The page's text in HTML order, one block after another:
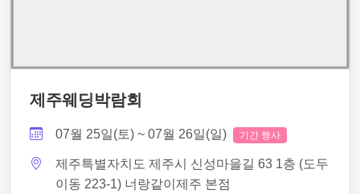
제주웨딩박람회
07월 25일(토) ~ 07월 26일(일) 기간 행사
제주특별자치도 제주시 신성마을길 63 1층 (도두
이동 223-1) 너랑같이제주 본점